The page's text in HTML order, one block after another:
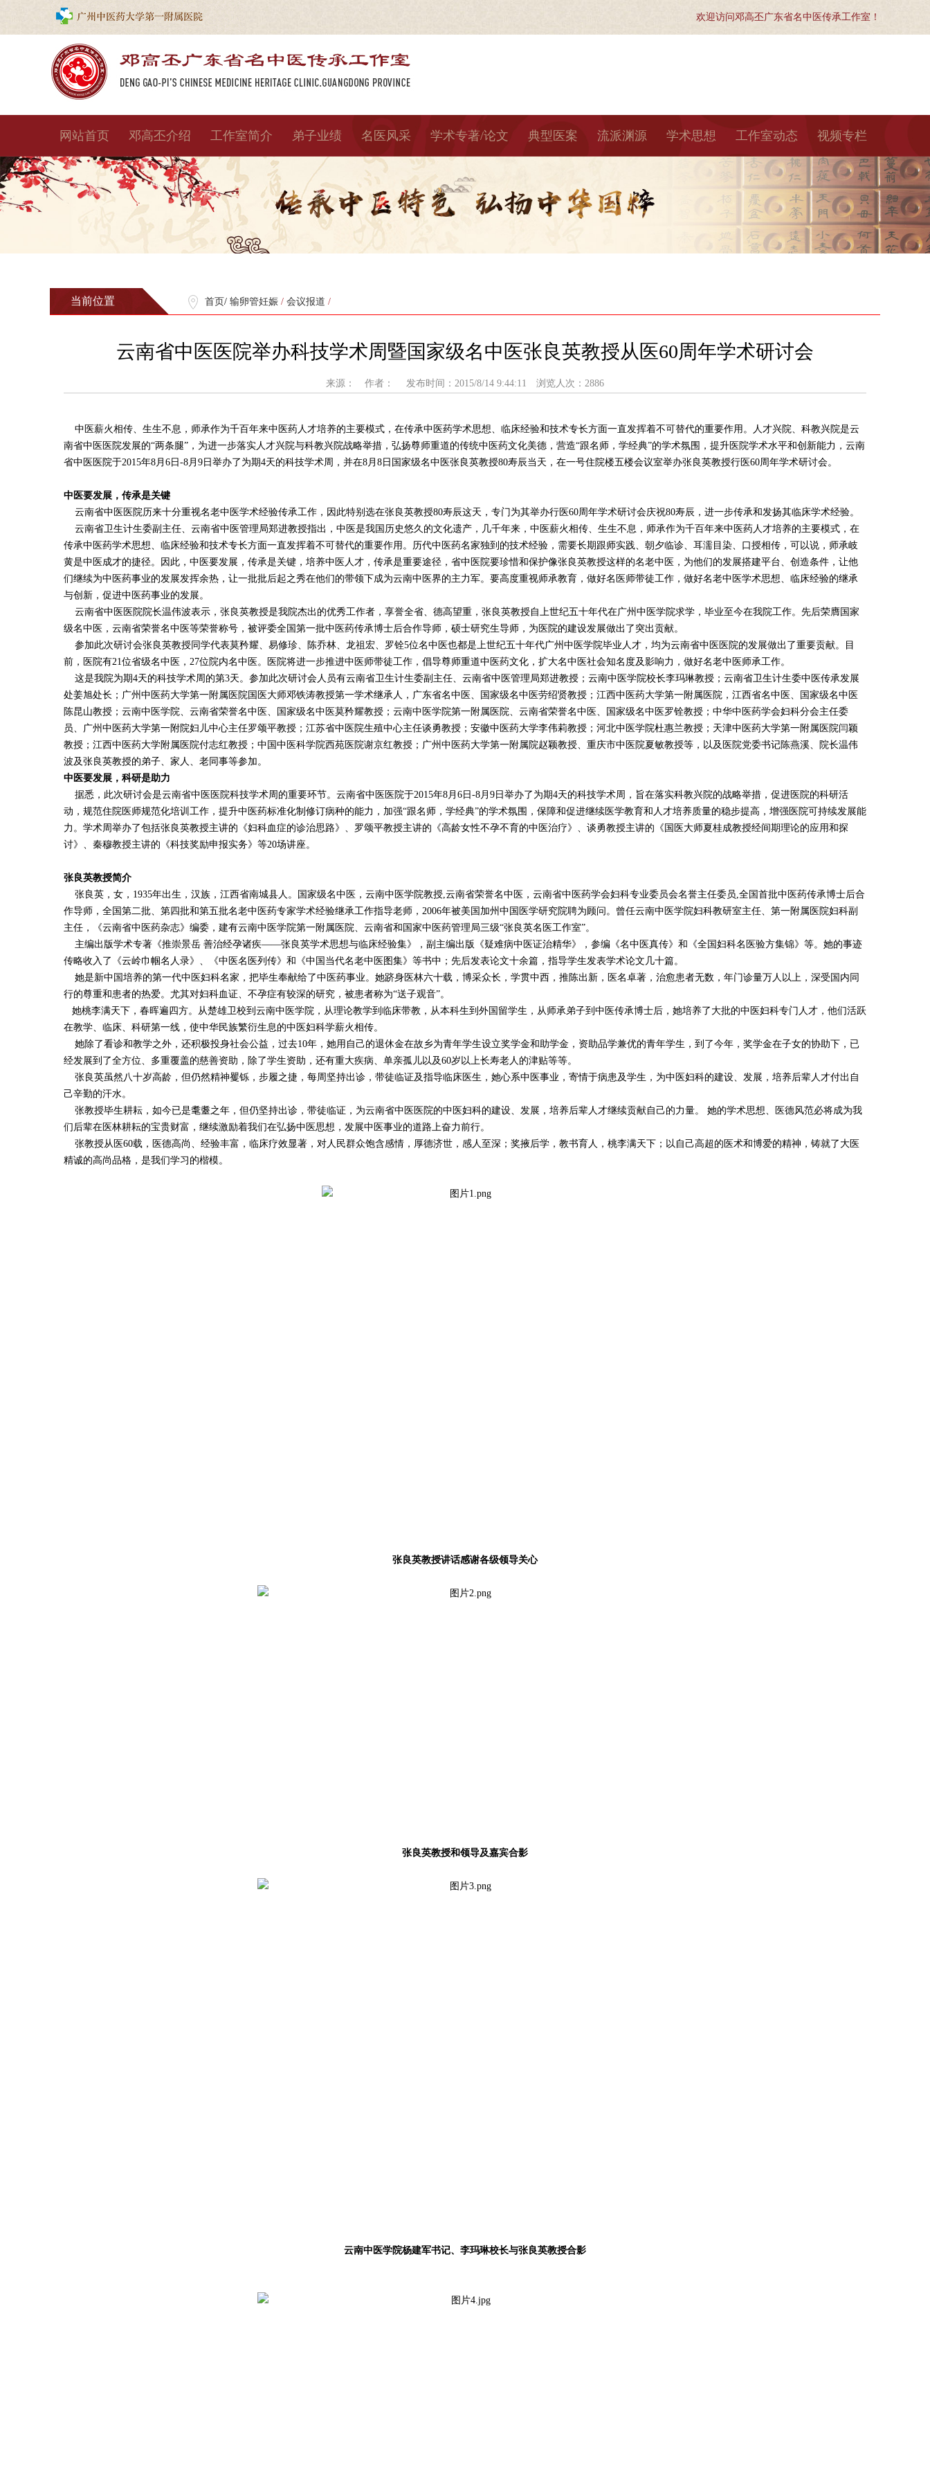
欢迎访问邓高丕广东省名中医传承工作室！
网站首页 邓高丕介绍 工作室简介 弟子业绩 名医风采 学术专著/论文 典型医案 流派渊源 学术思想 工作室动态 视频专栏
当前位置 首页/ 输卵管妊娠 / 会议报道 /
云南省中医医院举办科技学术周暨国家级名中医张良英教授从医60周年学术研讨会
来源： 作者： 发布时间：2015/8/14 9:44:11 浏览人次：2886
中医薪火相传、生生不息，师承作为千百年来中医药人才培养的主要模式，在传承中医药学术思想、临床经验和技术专长方面一直发挥着不可替代的重要作用。人才兴院、科教兴院是云
南省中医医院发展的“两条腿”，为进一步落实人才兴院与科教兴院战略举措，弘扬尊师重道的传统中医药文化美德，营造“跟名师，学经典”的学术氛围，提升医院学术水平和创新能力，云南
省中医医院于2015年8月6日-8月9日举办了为期4天的科技学术周，并在8月8日国家级名中医张良英教授80寿辰当天，在一号住院楼五楼会议室举办张良英教授行医60周年学术研讨会。
中医要发展，传承是关键
云南省中医医院历来十分重视名老中医学术经验传承工作，因此特别选在张良英教授80寿辰这天，专门为其举办行医60周年学术研讨会庆祝80寿辰，进一步传承和发扬其临床学术经验。
云南省卫生计生委副主任、云南省中医管理局郑进教授指出，中医是我国历史悠久的文化遗产，几千年来，中医薪火相传、生生不息，师承作为千百年来中医药人才培养的主要模式，在
传承中医药学术思想、临床经验和技术专长方面一直发挥着不可替代的重要作用。历代中医药名家独到的技术经验，需要长期跟师实践、朝夕临诊、耳濡目染、口授相传，可以说，师承岐
黄是中医成才的捷径。因此，中医要发展，传承是关键，培养中医人才，传承是重要途径，省中医院要珍惜和保护像张良英教授这样的名老中医，为他们的发展搭建平台、创造条件，让他
们继续为中医药事业的发展发挥余热，让一批批后起之秀在他们的带领下成为云南中医界的主力军。要高度重视师承教育，做好名医师带徒工作，做好名老中医学术思想、临床经验的继承
与创新，促进中医药事业的发展。
云南省中医医院院长温伟波表示，张良英教授是我院杰出的优秀工作者，享誉全省、德高望重，张良英教授自上世纪五十年代在广州中医学院求学，毕业至今在我院工作。先后荣膺国家
级名中医，云南省荣誉名中医等荣誉称号，被评委全国第一批中医药传承博士后合作导师，硕士研究生导师，为医院的建设发展做出了突出贡献。
参加此次研讨会张良英教授同学代表莫矜耀、易修珍、陈乔林、龙祖宏、罗铨5位名中医也都是上世纪五十年代广州中医学院毕业人才，均为云南省中医医院的发展做出了重要贡献。目
前，医院有21位省级名中医，27位院内名中医。医院将进一步推进中医师带徒工作，倡导尊师重道中医药文化，扩大名中医社会知名度及影响力，做好名老中医师承工作。
这是我院为期4天的科技学术周的第3天。参加此次研讨会人员有云南省卫生计生委副主任、云南省中医管理局郑进教授；云南中医学院校长李玛琳教授；云南省卫生计生委中医传承发展
处姜旭处长；广州中医药大学第一附属医院国医大师邓铁涛教授第一学术继承人，广东省名中医、国家级名中医劳绍贤教授；江西中医药大学第一附属医院，江西省名中医、国家级名中医
陈昆山教授；云南中医学院、云南省荣誉名中医、国家级名中医莫矜耀教授；云南中医学院第一附属医院、云南省荣誉名中医、国家级名中医罗铨教授；中华中医药学会妇科分会主任委
员、广州中医药大学第一附院妇儿中心主任罗颂平教授；江苏省中医院生殖中心主任谈勇教授；安徽中医药大学李伟莉教授；河北中医学院杜惠兰教授；天津中医药大学第一附属医院闫颖
教授；江西中医药大学附属医院付志红教授；中国中医科学院西苑医院谢京红教授；广州中医药大学第一附属院赵颖教授、重庆市中医院夏敏教授等，以及医院党委书记陈燕溪、院长温伟
波及张良英教授的弟子、家人、老同事等参加。
中医要发展，科研是助力
据悉，此次研讨会是云南省中医医院科技学术周的重要环节。云南省中医医院于2015年8月6日-8月9日举办了为期4天的科技学术周，旨在落实科教兴院的战略举措，促进医院的科研活
动，规范住院医师规范化培训工作，提升中医药标准化制修订病种的能力，加强“跟名师，学经典”的学术氛围，保障和促进继续医学教育和人才培养质量的稳步提高，增强医院可持续发展能
力。学术周举办了包括张良英教授主讲的《妇科血症的诊治思路》、罗颂平教授主讲的《高龄女性不孕不育的中医治疗》、谈勇教授主讲的《国医大师夏桂成教授经间期理论的应用和探
讨》、秦穆教授主讲的《科技奖励申报实务》等20场讲座。
张良英教授简介
张良英，女，1935年出生，汉族，江西省南城县人。国家级名中医，云南中医学院教授,云南省荣誉名中医，云南省中医药学会妇科专业委员会名誉主任委员,全国首批中医药传承博士后合
作导师，全国第二批、第四批和第五批名老中医药专家学术经验继承工作指导老师，2006年被美国加州中国医学研究院聘为顾问。曾任云南中医学院妇科教研室主任、第一附属医院妇科副
主任，《云南省中医药杂志》编委，建有云南中医学院第一附属医院、云南省和国家中医药管理局三级“张良英名医工作室”。
主编出版学术专著《推崇景岳 善治经孕诸疾——张良英学术思想与临床经验集》，副主编出版《疑难病中医证治精华》，参编《名中医真传》和《全国妇科名医验方集锦》等。她的事迹
传略收入了《云岭巾帼名人录》、《中医名医列传》和《中国当代名老中医图集》等书中；先后发表论文十余篇，指导学生发表学术论文几十篇。
她是新中国培养的第一代中医妇科名家，把毕生奉献给了中医药事业。她跻身医林六十载，博采众长，学贯中西，推陈出新，医名卓著，治愈患者无数，年门诊量万人以上，深受国内同
行的尊重和患者的热爱。尤其对妇科血证、不孕症有较深的研究，被患者称为“送子观音”。
她桃李满天下，春晖遍四方。从楚雄卫校到云南中医学院，从理论教学到临床带教，从本科生到外国留学生，从师承弟子到中医传承博士后，她培养了大批的中医妇科专门人才，他们活跃
在教学、临床、科研第一线，使中华民族繁衍生息的中医妇科学薪火相传。
她除了看诊和教学之外，还积极投身社会公益，过去10年，她用自己的退休金在故乡为青年学生设立奖学金和助学金，资助品学兼优的青年学生，到了今年，奖学金在子女的协助下，已
经发展到了全方位、多重覆盖的慈善资助，除了学生资助，还有重大疾病、单亲孤儿以及60岁以上长寿老人的津贴等等。
张良英虽然八十岁高龄，但仍然精神矍铄，步履之捷，每周坚持出诊，带徒临证及指导临床医生，她心系中医事业，寄情于病患及学生，为中医妇科的建设、发展，培养后辈人才付出自
己辛勤的汗水。
张教授毕生耕耘，如今已是耄耋之年，但仍坚持出诊，带徒临证，为云南省中医医院的中医妇科的建设、发展，培养后辈人才继续贡献自己的力量。 她的学术思想、医德风范必将成为我
们后辈在医林耕耘的宝贵财富，继续激励着我们在弘扬中医思想，发展中医事业的道路上奋力前行。
张教授从医60载，医德高尚、经验丰富，临床疗效显著，对人民群众饱含感情，厚德济世，感人至深；奖掖后学，教书育人，桃李满天下；以自己高超的医术和博爱的精神，铸就了大医
精诚的高尚品格，是我们学习的楷模。
张良英教授讲话感谢各级领导关心
张良英教授和领导及嘉宾合影
云南中医学院杨建军书记、李玛琳校长与张良英教授合影